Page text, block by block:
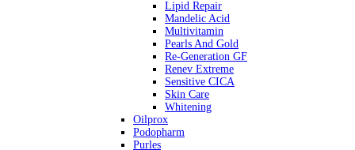
Lipid Repair
Mandelic Acid
Multivitamin
Pearls And Gold
Re-Generation GF
Renev Extreme
Sensitive CICA
Skin Care
Whitening
Oilprox
Podopharm
Purles